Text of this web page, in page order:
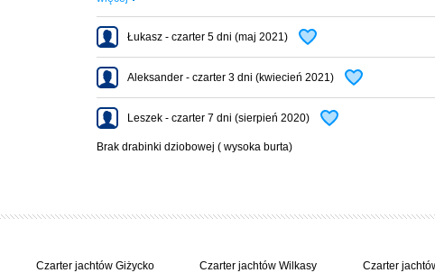
Łukasz - czarter 5 dni (maj 2021)
Aleksander - czarter 3 dni (kwiecień 2021)
Leszek - czarter 7 dni (sierpień 2020)
Brak drabinki dziobowej ( wysoka burta)
Czarter jachtów Giżycko
Czarter jachtów Wilkasy
Czarter